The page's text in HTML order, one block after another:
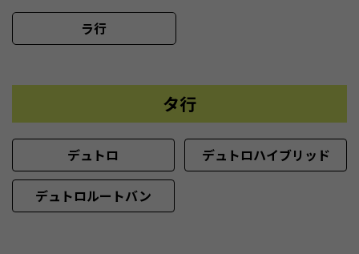
ラ行
タ行
デュトロ デュトロハイブリッド
デュトロルートバン